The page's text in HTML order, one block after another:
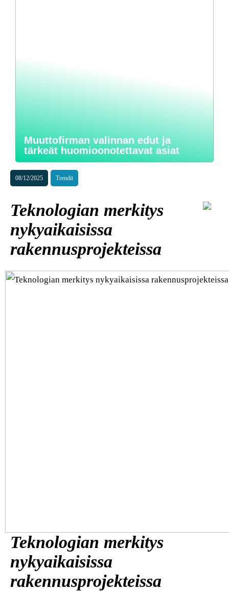
Muuttofirman valinnan edut ja
tärkeät huomioonotettavat asiat
08/12/2025 Trendit
Teknologian merkitys
nykyaikaisissa
rakennusprojekteissa
Teknologian merkitys
nykyaikaisissa
rakennusprojekteissa